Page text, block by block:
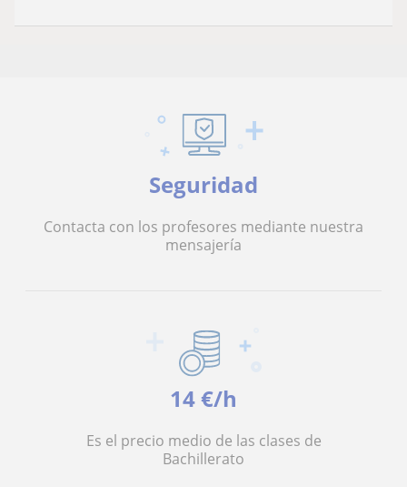
Seguridad
Contacta con los profesores mediante nuestra
mensajería
14 €/h
Es el precio medio de las clases de
Bachillerato